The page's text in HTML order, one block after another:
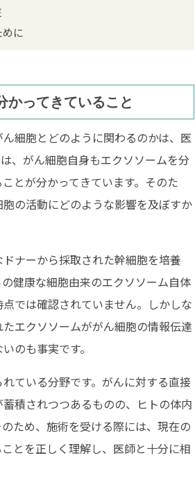
健康維持
ストレス緩和
に
ってきていること
細胞とどのように関わるのかは、医
、がん細胞自身もエクソソームを分
とが分かってきています。そのた
の活動にどのような影響を及ぼすか
ナーから採取された幹細胞を培養
健康な細胞由来のエクソソーム自体
では確認されていません。しかしな
エクソソームががん細胞の情報伝達
のも事実です。
ている分野です。がんに対する直接
積されつつあるものの、ヒトの体内
ため、施術を受ける際には、現在の
とを正しく理解し、医師と十分に相